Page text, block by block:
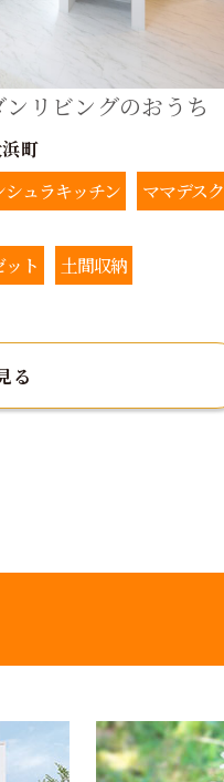
リビングのおうち
町
ュラキッチン ママデスク
ト 土間収納
る